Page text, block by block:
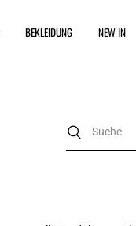
BEKLEIDUNG NEW IN